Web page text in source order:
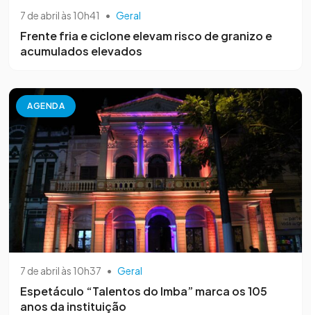
7 de abril às 10h41 • Geral
Frente fria e ciclone elevam risco de granizo e
acumulados elevados
AGENDA
7 de abril às 10h37 • Geral
Espetáculo “Talentos do Imba” marca os 105
anos da instituição